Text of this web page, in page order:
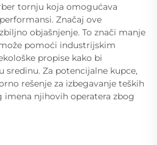
tornju koja omogućava
Značaj ove
objašnjenje. To znači manje
pomoći industrijskim
propise kako bi
sredinu. Za potencijalne kupce,
rešenje za izbegavanje teških
imena njihovih operatera zbog